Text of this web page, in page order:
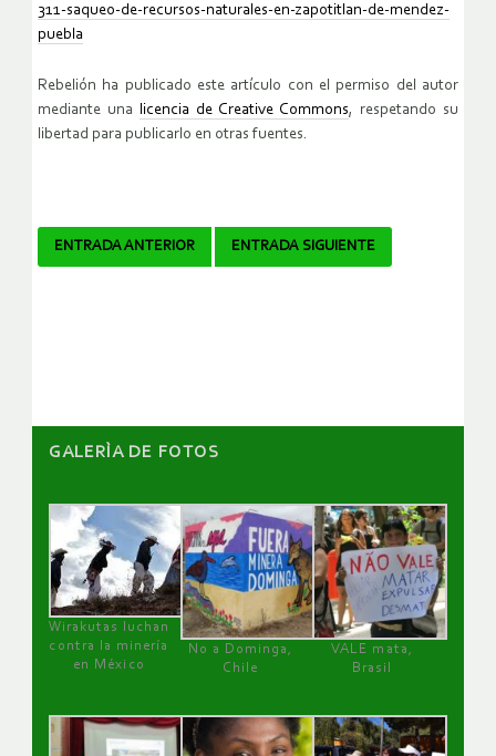
311-saqueo-de-recursos-naturales-en-zapotitlan-de-mendez-
puebla
Rebelión ha publicado este artículo con el permiso del autor
mediante una
licencia de Creative Commons, respetando su
libertad para publicarlo en otras fuentes.
Navegador
ENTRADA ANTERIOR ENTRADA SIGUIENTE
GALERÌA DE FOTOS
Wirakutas luchan
contra la minería
en México
No a Dominga,
Chile
VALE mata,
Brasil